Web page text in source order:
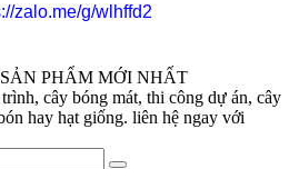
zalo.me/g/wlhffd2
PHẨM MỚI NHẤT
cây bóng mát, thi công dự án, cây
hay hạt giống. liên hệ ngay với